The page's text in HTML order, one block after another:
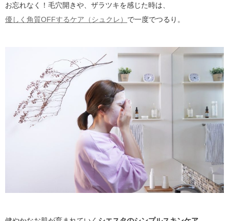
お忘れなく！毛穴開きや、ザラツキを感じた時は、
優しく角質OFFするケア（シュクレ） で一度でつるり。